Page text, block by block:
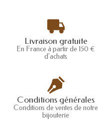
Livraison gratuite
En France à partir de 150 €
d'achats
Conditions générales
Conditions de ventes de notre
bijouterie